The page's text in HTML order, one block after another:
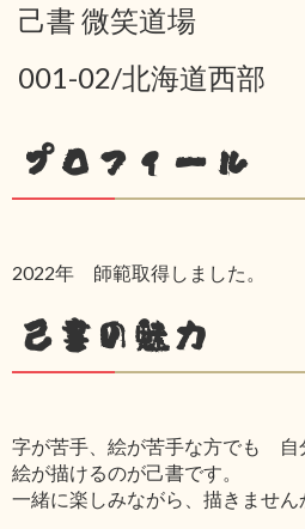
己書 微笑道場
001-02/北海道西部
プロフィール
2022年 師範取得しました。
己書の魅力
字が苦手、絵が苦手な方でも 自
絵が描けるのが己書です。
一緒に楽しみながら、描きません